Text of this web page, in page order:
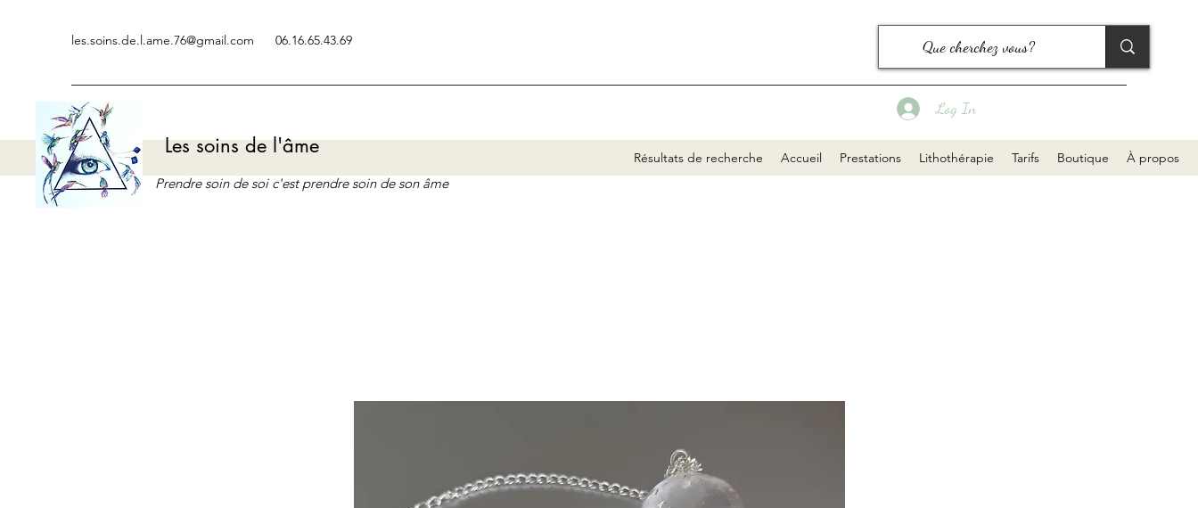
les.soins.de.l.ame.76@gmail.com 06.16.65.43.69
Les soins de l'âme Résultats de recherche Accueil Prestations Lithothérapie Tarifs Boutique À propos
Prendre soin de soi c'est prendre soin de son âme
Log In